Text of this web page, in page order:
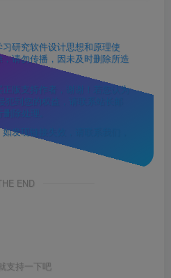
研究软件设计思想和原理使
请勿传播，因未及时删除所造
版支持作者，谢谢！若您认为
到您的权益，请联系站长邮
除处理。
发现链接失效，请联系我们，
END
支持一下吧